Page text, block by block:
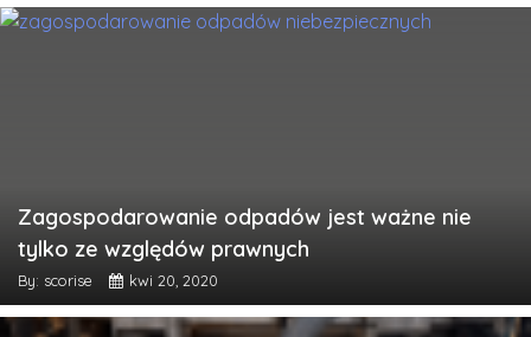
Zagospodarowanie odpadów jest ważne nie
tylko ze względów prawnych
By: scorise kwi 20, 2020